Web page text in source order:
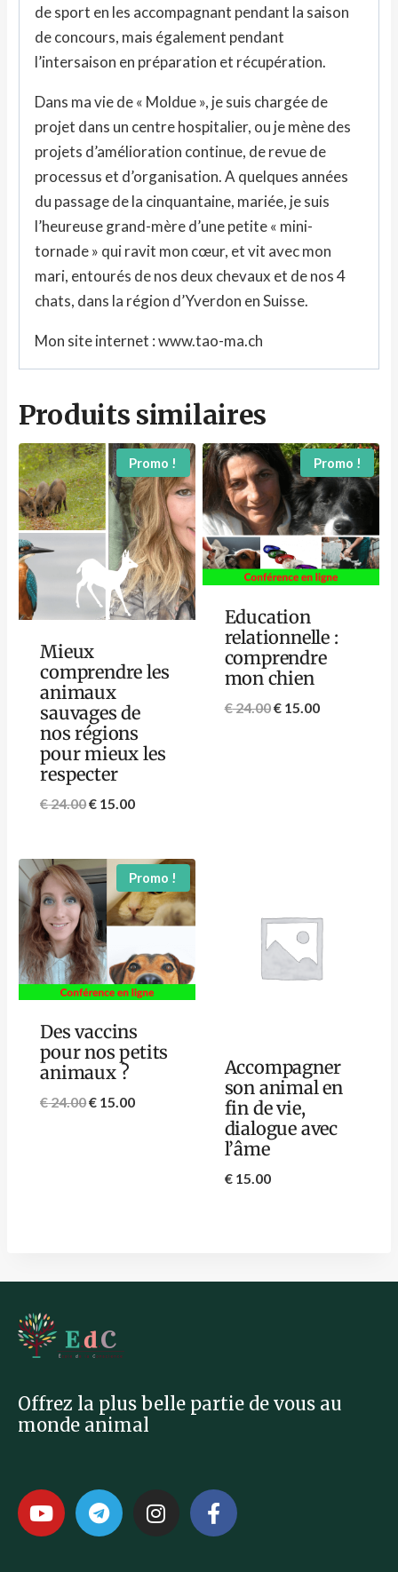
de sport en les accompagnant pendant la saison
de concours, mais également pendant
l’intersaison en préparation et récupération.
Dans ma vie de « Moldue », je suis chargée de
projet dans un centre hospitalier, ou je mène des
projets d’amélioration continue, de revue de
processus et d’organisation. A quelques années
du passage de la cinquantaine, mariée, je suis
l’heureuse grand-mère d’une petite « mini-
tornade » qui ravit mon cœur, et vit avec mon
mari, entourés de nos deux chevaux et de nos 4
chats, dans la région d’Yverdon en Suisse.
Mon site internet : www.tao-ma.ch
Produits similaires
Promo !
Mieux
comprendre les
animaux
sauvages de
nos régions
pour mieux les
respecter
€24.00€ 15.00
Promo !
Education
relationnelle :
comprendre
mon chien
€24.00€15.00
Promo !
Des vaccins
pour nos petits
animaux ?
€24.00€ 15.00
Accompagner
son animal en
fin de vie,
dialogue avec
l’âme
€15.00
Offrez la plus belle partie de vous au
monde animal